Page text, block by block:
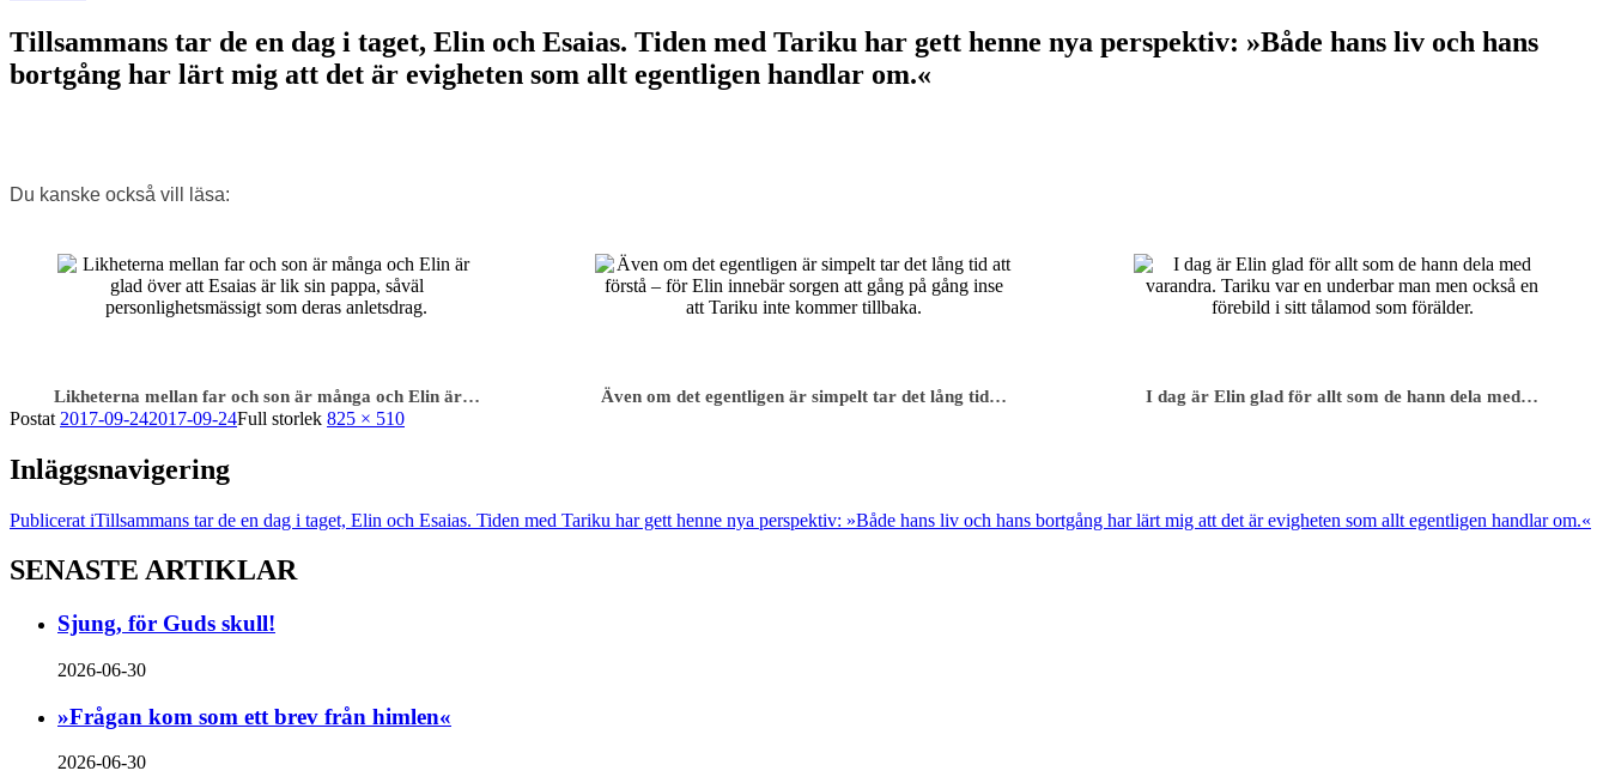
Tillsammans tar de en dag i taget, Elin och Esaias. Tiden med Tariku har gett henne nya perspektiv: »Både hans liv och hans
bortgång har lärt mig att det är evigheten som allt egentligen handlar om.«
Du kanske också vill läsa:
Likheterna mellan far och son är många och Elin är… Även om det egentligen är simpelt tar det lång tid… I dag är Elin glad för allt som de hann dela med…
Postat 2017-09-242017-09-24Full storlek 825 × 510
Inläggsnavigering
Publicerat iTillsammans tar de en dag i taget, Elin och Esaias. Tiden med Tariku har gett henne nya perspektiv: »Både hans liv och hans bortgång har lärt mig att det är evigheten som allt egentligen handlar om.«
SENASTE ARTIKLAR
Sjung, för Guds skull!
2026-06-30
»Frågan kom som ett brev från himlen«
2026-06-30